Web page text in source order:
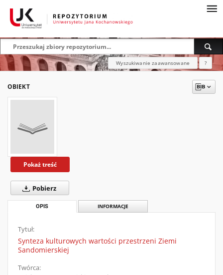
Wyszukiwanie zaawansowane ?
OBIEKT
Pokaż treść
Pobierz
OPIS INFORMACJE
Tytuł:
Synteza kulturowych wartości przestrzeni Ziemi
Sandomierskiej
Twórca: